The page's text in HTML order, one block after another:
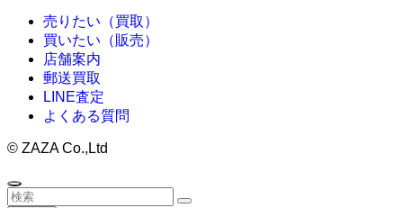
売りたい（買取）
買いたい（販売）
店舗案内
郵送買取
LINE査定
よくある質問
© ZAZA Co.,Ltd